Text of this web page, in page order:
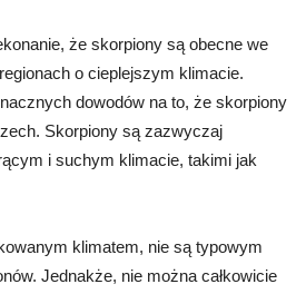
że skorpiony są obecne we
o cieplejszym klimacie.
dowodów na to, że skorpiony
Skorpiony są zazwyczaj
i suchym klimacie, takimi jak
klimatem, nie są typowym
Jednakże, nie można całkowicie